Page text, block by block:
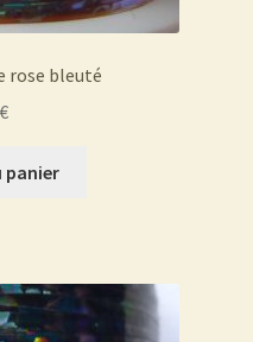
rose bleuté
€
panier